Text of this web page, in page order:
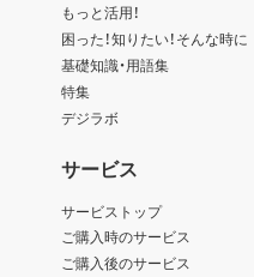
もっと活用！
困った！知りたい！そんな時に
基礎知識・用語集
特集
デジラボ
サービス
サービストップ
ご購入時のサービス
ご購入後のサービス